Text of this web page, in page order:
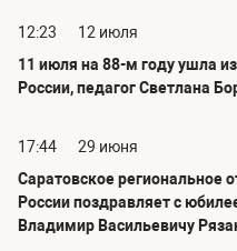
12:23
12 июля
11 июля на 88-м году ушла
России, педагог Светлана
17:44
29 июня
Саратовское региональное
России поздравляет с
Владимир Васильевичу